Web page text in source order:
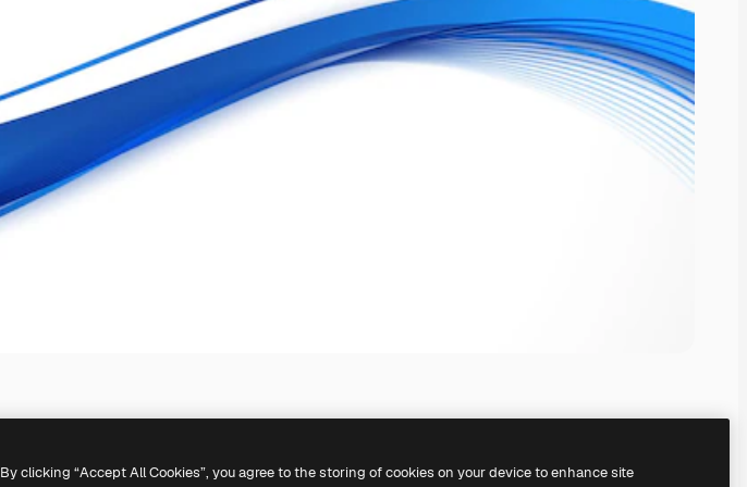
By clicking “Accept All Cookies”, you agree to the storing of cookies on your device to enhance site